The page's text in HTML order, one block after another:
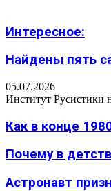
Интересное:
Найдены пять
05.07.2026
Институт Русистики
Как в конце
Почему в
Астронавт